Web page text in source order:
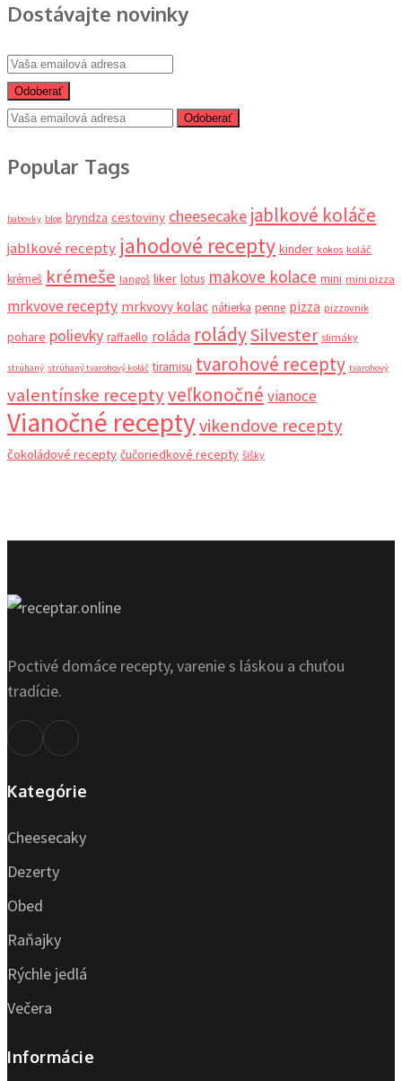
Dostávajte novinky
Odoberať
Odoberať
Popular Tags
babovky blog bryndza cestoviny cheesecake jablkové koláče
jablkové recepty jahodové recepty kinder kokos koláč
krémeš krémeše langoš liker lotus makove kolace mini mini pizza
mrkvove recepty mrkvovy kolac nátierka penne pizza pizzovnik
pohare polievky raffaello roláda roládySilvester slimáky
strúhaný strúhaný tvarohový koláč tiramisu tvarohové recepty tvarohový
valentínske receptyveľkonočné vianoce
Vianočné receptyvikendove recepty
čokoládové recepty čučoriedkové recepty šišky
Poctivé domáce recepty, varenie s láskou a chuťou
tradície.
Kategórie
Cheesecaky
Dezerty
Obed
Raňajky
Rýchle jedlá
Večera
Informácie